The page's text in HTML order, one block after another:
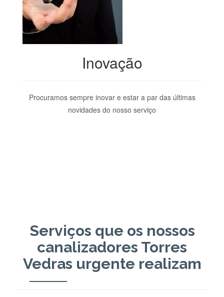
Inovação
Procuramos sempre inovar e estar a par das últimas
novidades do nosso serviço
Serviços que os nossos
canalizadores Torres
Vedras urgente realizam